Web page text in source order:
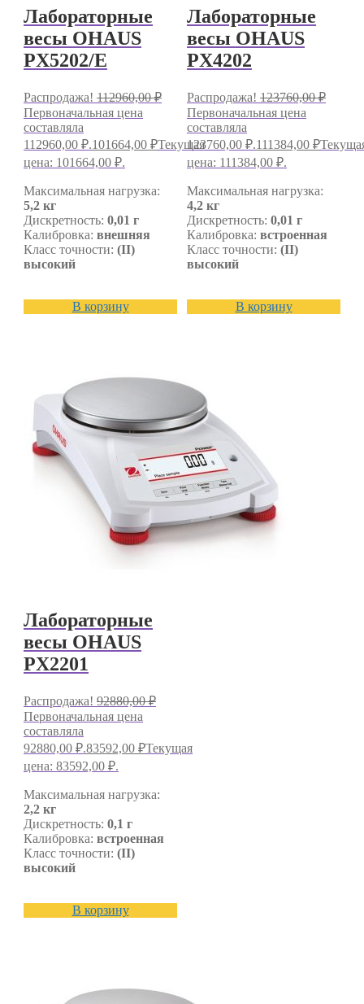
Лабораторные
весы OHAUS
PX5202/E
Распродажа! 112960,00₽
Первоначальная цена
составляла
112960,00 ₽.101664,00 ₽Текущая
цена: 101664,00 ₽.
Максимальная нагрузка:
5,2 кг
Дискретность: 0,01 г
Калибровка: внешняя
Класс точности: (II)
высокий
В корзину
Лабораторные
весы OHAUS
PX4202
Распродажа! 123760,00₽
Первоначальная цена
составляла
123760,00 ₽.111384,00 ₽
цена: 111384,00 ₽.
Максимальная нагрузка:
4,2 кг
Дискретность: 0,01 г
Калибровка: встроенная
Класс точности: (II)
высокий
В корзину
Лабораторные
весы OHAUS
PX2201
Распродажа! 92880,00₽
Первоначальная цена
составляла
92880,00 ₽.83592,00 ₽Текущая
цена: 83592,00 ₽.
Максимальная нагрузка:
2,2 кг
Дискретность: 0,1 г
Калибровка: встроенная
Класс точности: (II)
высокий
В корзину